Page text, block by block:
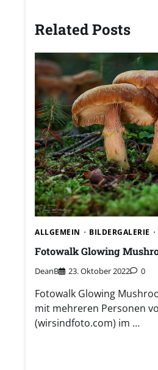
Related Posts
ALLGEMEIN BILDERGALERIE
Fotowalk Glowing
DeanB 23. Oktober 2022 0
Fotowalk Glowing
mit mehreren Personen
(wirsindfoto.com) im …